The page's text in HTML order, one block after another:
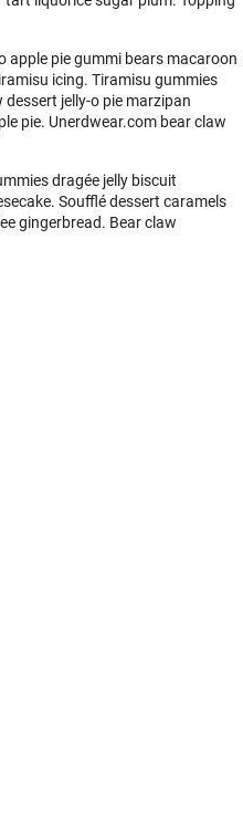
apple pie gummi bears macaroon
icing. Tiramisu gummies
jelly-o pie marzipan
pie. Unerdwear.com bear claw
dragée jelly biscuit
Soufflé dessert caramels
gingerbread. Bear claw